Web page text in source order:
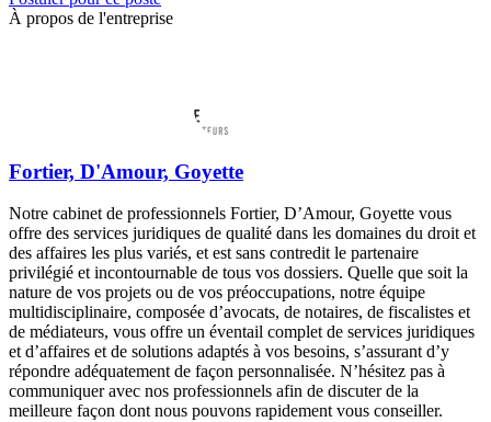
À propos de l'entreprise
Fortier, D'Amour, Goyette
Notre cabinet de professionnels Fortier, D’Amour, Goyette vous
offre des services juridiques de qualité dans les domaines du droit et
des affaires les plus variés, et est sans contredit le partenaire
privilégié et incontournable de tous vos dossiers. Quelle que soit la
nature de vos projets ou de vos préoccupations, notre équipe
multidisciplinaire, composée d’avocats, de notaires, de fiscalistes et
de médiateurs, vous offre un éventail complet de services juridiques
et d’affaires et de solutions adaptés à vos besoins, s’assurant d’y
répondre adéquatement de façon personnalisée. N’hésitez pas à
communiquer avec nos professionnels afin de discuter de la
meilleure façon dont nous pouvons rapidement vous conseiller.